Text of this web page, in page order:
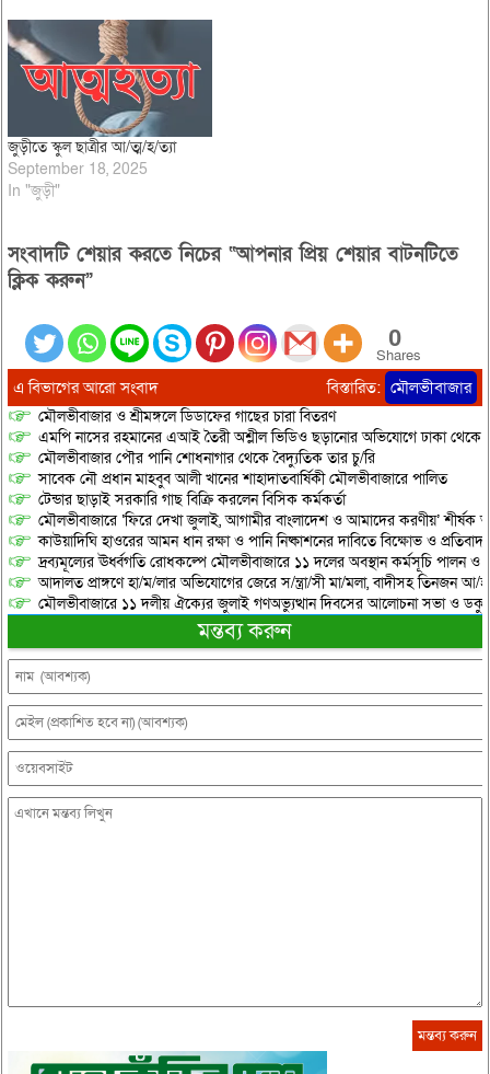
জুড়ীতে স্কুল ছাত্রীর আ/ত্ম/হ/ত্যা
September 18, 2025
In "জুড়ী"
সংবাদটি শেয়ার করতে নিচের “আপনার প্রিয় শেয়ার বাটনটিতে
ক্লিক করুন”
0
Shares
এ বিভাগের আরো সংবাদ বিস্তারিত: মৌলভীবাজার
মৌলভীবাজার ও শ্রীমঙ্গলে ডিডাফের গাছের চারা বিতরণ
এমপি নাসের রহমানের এআই তৈরী অশ্লীল ভিডিও ছড়ানোর অভিযোগে ঢাকা থেকে
মৌলভীবাজার পৌর পানি শোধনাগার থেকে বৈদ্যুতিক তার চু/রি
সাবেক নৌ প্রধান মাহবুব আলী খানের শাহাদাতবার্ষিকী মৌলভীবাজারে পালিত
টেন্ডার ছাড়াই সরকারি গাছ বিক্রি করলেন বিসিক কর্মকর্তা
মৌলভীবাজারে ‘ফিরে দেখা জুলাই, আগামীর বাংলাদেশ ও আমাদের করণীয়’ শীর্ষক
কাউয়াদিঘি হাওরের আমন ধান রক্ষা ও পানি নিষ্কাশনের দাবিতে বিক্ষোভ ও
দ্রব্যমূল্যের ঊর্ধ্বগতি রোধকল্পে মৌলভীবাজারে ১১ দলের অবস্থান কর্মসূচি পালন ও
আদালত প্রাঙ্গণে হা/ম/লার অভিযোগের জেরে স/ন্ত্রা/সী মা/মলা, বাদীসহ তিনজন আ/
মৌলভীবাজারে ১১ দলীয় ঐক্যের জুলাই গণঅভ্যুত্থান দিবসের আলোচনা সভা ও
মন্তব্য করুন